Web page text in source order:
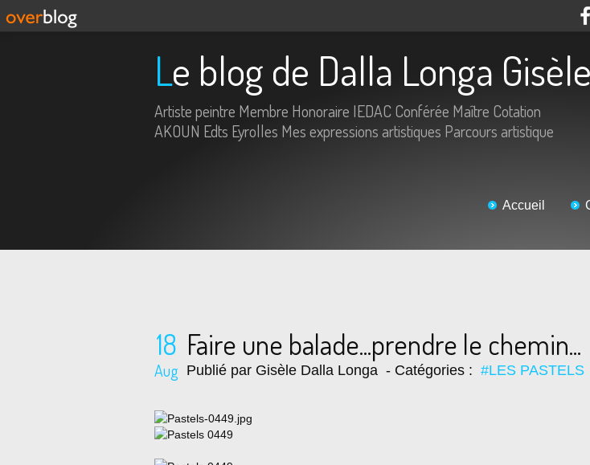
Le blog de Dalla Longa Gisèle
Artiste peintre Membre Honoraire IEDAC Conférée Maître Cotation
AKOUN Edts Eyrolles Mes expressions artistiques Parcours artistique
Accueil
18
Aug
Faire une balade...prendre le chemin...
Publié par Gisèle Dalla Longa - Catégories : #LES PASTELS